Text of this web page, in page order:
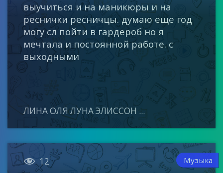
выучиться и на маникюры и на
реснички ресничцы. думаю еще год
могу сл пойти в гардероб но я
мечтала и постоянной работе. с
выходными
ЛИНА ОЛЯ ЛУНА ЭЛИССОН ...
 12 Музыка